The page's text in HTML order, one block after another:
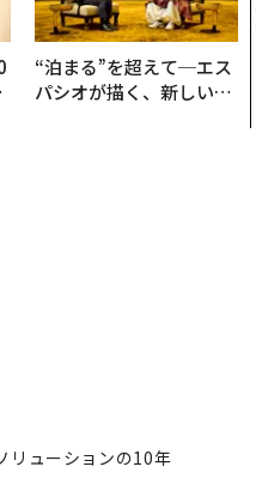
“泊まる”を超えて─エス
パシオが描く、新しい日
リューションの10年